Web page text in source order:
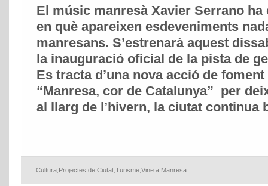
El músic manresà Xavier Serrano ha
en què apareixen esdeveniments
manresans. S’estrenarà aquest
la inauguració oficial de la pista de
Es tracta d’una nova acció de
“Manresa, cor de Catalunya” per
al llarg de l’hivern, la ciutat continua
Cultura Projectes de Ciutat Turisme Vine a Manresa